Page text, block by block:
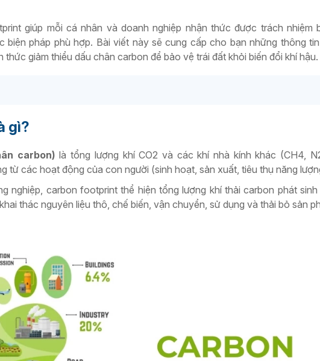
giúp mỗi cá nhân và doanh nghiệp nhận thức được trách nhiệm
biện pháp phù hợp. Bài viết này sẽ cung cấp cho bạn những thông
giảm thiểu dấu chân carbon để bảo vệ trái đất khỏi biến đổi khí hậu.
gì?
carbon) là tổng lượng khí CO2 và các khí nhà kính khác (CH4,
từ các hoạt động của con người (sinh hoạt, sản xuất, tiêu thụ năng
nghiệp, carbon footprint thể hiện tổng lượng khí thải carbon phát
thác nguyên liệu thô, chế biến, vận chuyển, sử dụng và thải bỏ sản